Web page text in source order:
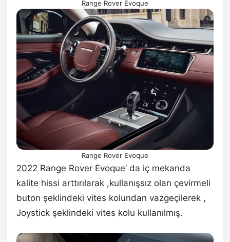
Range Rover Evoque
Range Rover Evoque
2022 Range Rover Evoque’ da iç mekanda
kalite hissi arttırılarak ,kullanışsız olan çevirmeli
buton şeklindeki vites kolundan vazgeçilerek ,
Joystick şeklindeki vites kolu kullanılmış.